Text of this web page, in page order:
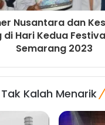
Nusantara dan
di Hari Kedua
Semarang 2023
Kalah Menarik